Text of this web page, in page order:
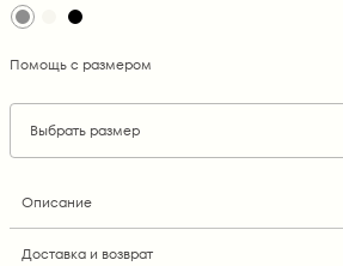
Помощь с размером
Выбрать размер
Описание
Доставка и возврат